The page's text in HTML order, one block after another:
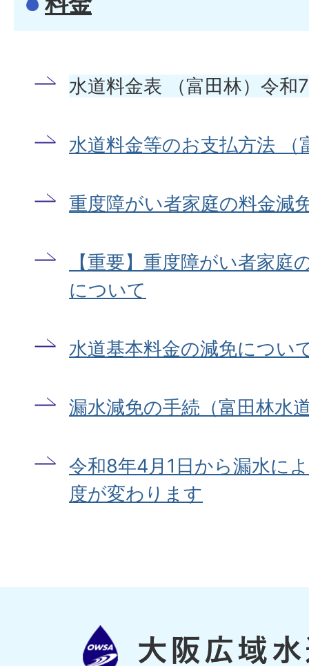
水道料金表 （富田林）令和
水道料金等のお支払方法 （
重度障がい者家庭の料金減
【重要】重度障がい者家庭
について
水道基本料金の減免につい
漏水減免の手続（富田林水
令和8年4月1日から漏水に
度が変わります